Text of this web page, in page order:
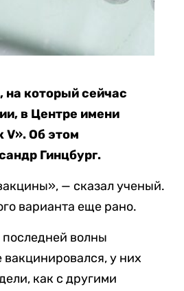
который сейчас
в Центре имени
V». Об этом
Гинцбург.
— сказал ученый.
варианта еще рано.
последней волны
у них
как с другими